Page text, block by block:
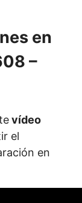
en
–
vídeo
el
en